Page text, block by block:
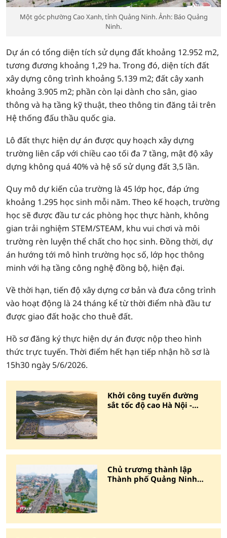
Một góc phường Cao Xanh, tỉnh Quảng Ninh. Ảnh: Báo Quảng
Ninh.
Dự án có tổng diện tích sử dụng đất khoảng 12.952 m2,
tương đương khoảng 1,29 ha. Trong đó, diện tích đất
xây dựng công trình khoảng 5.139 m2; đất cây xanh
khoảng 3.905 m2; phần còn lại dành cho sân, giao
thông và hạ tầng kỹ thuật, theo thông tin đăng tải trên
Hệ thống đấu thầu quốc gia.
Lô đất thực hiện dự án được quy hoạch xây dựng
trường liên cấp với chiều cao tối đa 7 tầng, mật độ xây
dựng không quá 40% và hệ số sử dụng đất 3,5 lần.
Quy mô dự kiến của trường là 45 lớp học, đáp ứng
khoảng 1.295 học sinh mỗi năm. Theo kế hoạch, trường
học sẽ được đầu tư các phòng học thực hành, không
gian trải nghiệm STEM/STEAM, khu vui chơi và môi
trường rèn luyện thể chất cho học sinh. Đồng thời, dự
án hướng tới mô hình trường học số, lớp học thông
minh với hạ tầng công nghệ đồng bộ, hiện đại.
Về thời hạn, tiến độ xây dựng cơ bản và đưa công trình
vào hoạt động là 24 tháng kể từ thời điểm nhà đầu tư
được giao đất hoặc cho thuê đất.
Hồ sơ đăng ký thực hiện dự án được nộp theo hình
thức trực tuyến. Thời điểm hết hạn tiếp nhận hồ sơ là
15h30 ngày 5/6/2026.
Khởi công tuyến đường
sắt tốc độ cao Hà Nội -
Chủ trương thành lập
Thành phố Quảng Ninh